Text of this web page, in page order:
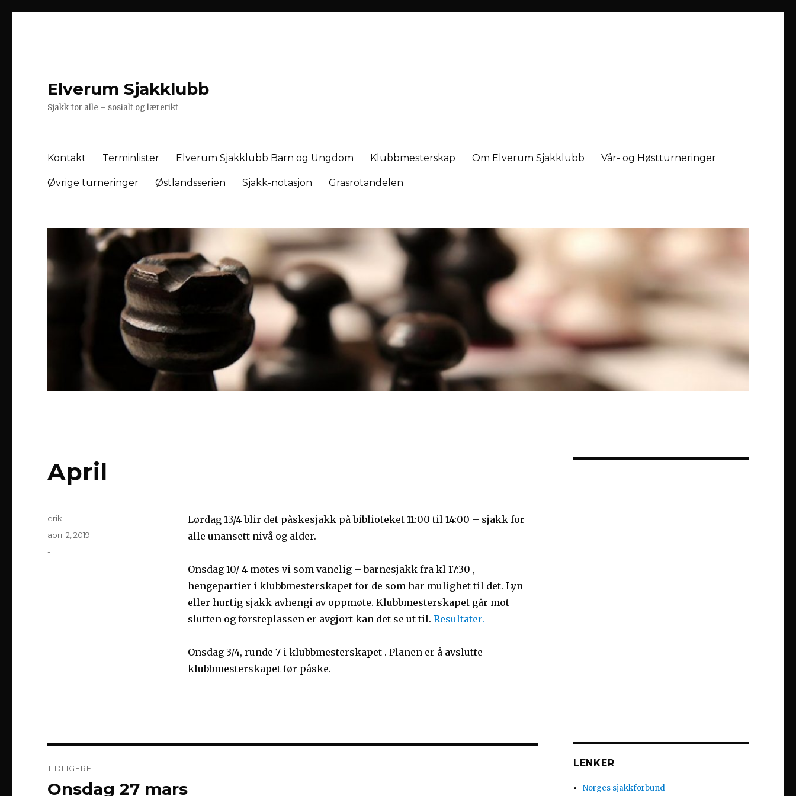
Elverum Sjakklubb
Sjakk for alle – sosialt og lærerikt
Kontakt Terminlister Elverum Sjakklubb Barn og Ungdom Klubbmesterskap Om Elverum Sjakklubb Vår- og Høstturneringer
Øvrige turneringer Østlandsserien Sjakk-notasjon Grasrotandelen
April
Lørdag 13/4 blir det påskesjakk på biblioteket 11:00 til 14:00 – sjakk for
alle unansett nivå og alder.
Onsdag 10/ 4 møtes vi som vanelig – barnesjakk fra kl 17:30 ,
hengepartier i klubbmesterskapet for de som har mulighet til det. Lyn
eller hurtig sjakk avhengi av oppmøte. Klubbmesterskapet går mot
slutten og førsteplassen er avgjort kan det se ut til. Resultater.
Onsdag 3/4, runde 7 i klubbmesterskapet . Planen er å avslutte
klubbmesterskapet før påske.
Forfatter
erik
Publisert
april 2, 2019
Kategorier
-
TIDLIGERE
Forrige
Onsdag 27 mars
LENKER
Norges sjakkforbund